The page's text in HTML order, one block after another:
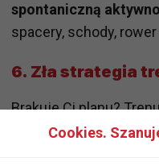
spontaniczną
spacery, schody,
6. Zła strategia
Brakuje Ci planu?
intensywnie, nie dając
Cookies.